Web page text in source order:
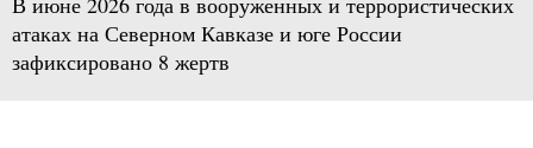
атаках на Северном Кавказе и юге России
зафиксировано 8 жертв